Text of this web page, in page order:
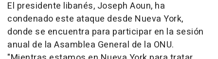
El presidente libanés, Joseph Aoun, ha
condenado este ataque desde Nueva York,
donde se encuentra para participar en la sesión
anual de la Asamblea General de la ONU.